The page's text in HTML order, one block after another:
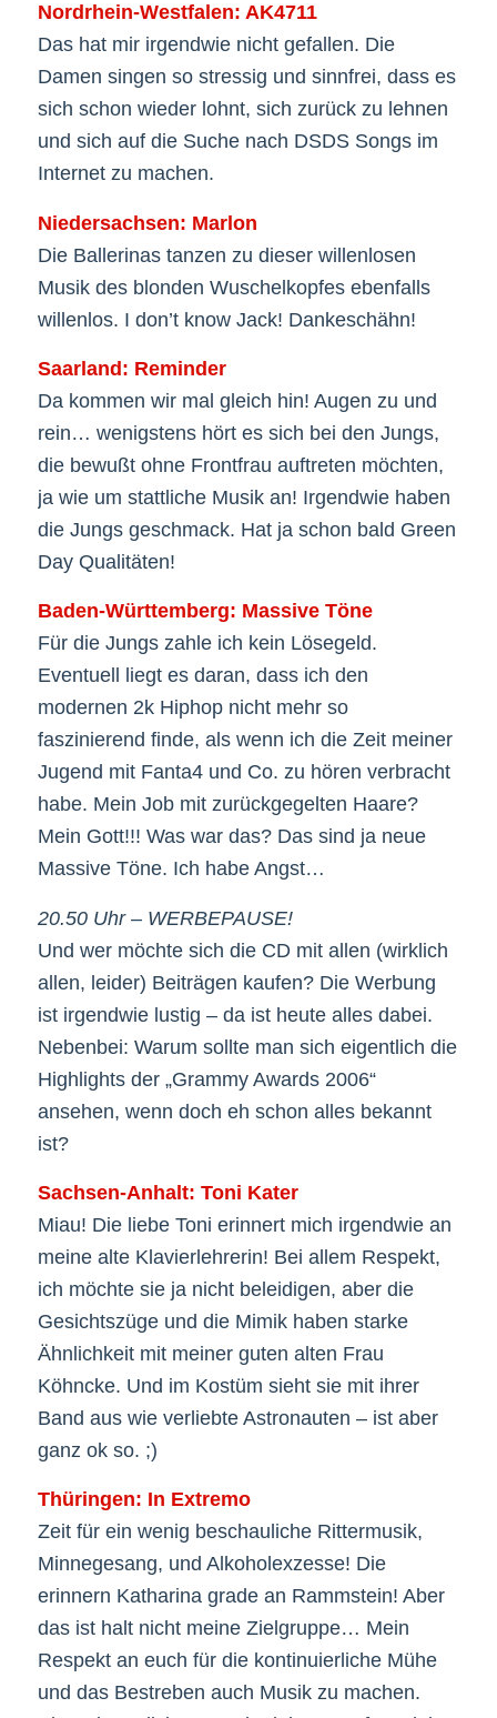
Nordrhein-Westfalen: AK4711
Das hat mir irgendwie nicht gefallen. Die
Damen singen so stressig und sinnfrei, dass es
sich schon wieder lohnt, sich zurück zu lehnen
und sich auf die Suche nach DSDS Songs im
Internet zu machen.
Niedersachsen: Marlon
Die Ballerinas tanzen zu dieser willenlosen
Musik des blonden Wuschelkopfes ebenfalls
willenlos. I don’t know Jack! Dankeschähn!
Saarland: Reminder
Da kommen wir mal gleich hin! Augen zu und
rein… wenigstens hört es sich bei den Jungs,
die bewußt ohne Frontfrau auftreten möchten,
ja wie um stattliche Musik an! Irgendwie haben
die Jungs geschmack. Hat ja schon bald Green
Day Qualitäten!
Baden-Württemberg: Massive Töne
Für die Jungs zahle ich kein Lösegeld.
Eventuell liegt es daran, dass ich den
modernen 2k Hiphop nicht mehr so
faszinierend finde, als wenn ich die Zeit meiner
Jugend mit Fanta4 und Co. zu hören verbracht
habe. Mein Job mit zurückgegelten Haare?
Mein Gott!!! Was war das? Das sind ja neue
Massive Töne. Ich habe Angst…
20.50 Uhr – WERBEPAUSE!
Und wer möchte sich die CD mit allen (wirklich
allen, leider) Beiträgen kaufen? Die Werbung
ist irgendwie lustig – da ist heute alles dabei.
Nebenbei: Warum sollte man sich eigentlich die
Highlights der „Grammy Awards 2006“
ansehen, wenn doch eh schon alles bekannt
ist?
Sachsen-Anhalt: Toni Kater
Miau! Die liebe Toni erinnert mich irgendwie an
meine alte Klavierlehrerin! Bei allem Respekt,
ich möchte sie ja nicht beleidigen, aber die
Gesichtszüge und die Mimik haben starke
Ähnlichkeit mit meiner guten alten Frau
Köhncke. Und im Kostüm sieht sie mit ihrer
Band aus wie verliebte Astronauten – ist aber
ganz ok so. ;)
Thüringen: In Extremo
Zeit für ein wenig beschauliche Rittermusik,
Minnegesang, und Alkoholexzesse! Die
erinnern Katharina grade an Rammstein! Aber
das ist halt nicht meine Zielgruppe… Mein
Respekt an euch für die kontinuierliche Mühe
und das Bestreben auch Musik zu machen.